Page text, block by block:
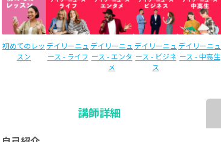
初めてのレッ
スン
デイリーニュ
ース - ライフ
デイリーニュ
ース - エンタ
メ
デイリーニュ
ース - ビジネ
ス
デイリーニュ
ース - 中高生
2（教科書準
Callan for
講師詳細